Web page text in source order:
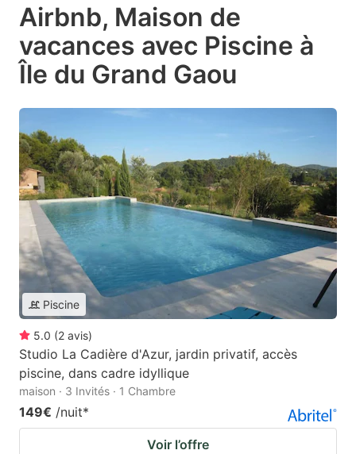
Airbnb, Maison de
vacances avec Piscine à
Île du Grand Gaou
Piscine
5.0 (2 avis)
Studio La Cadière d'Azur, jardin privatif, accès
piscine, dans cadre idyllique
maison · 3 Invités · 1 Chambre
149€ /nuit*
Voir l’offre